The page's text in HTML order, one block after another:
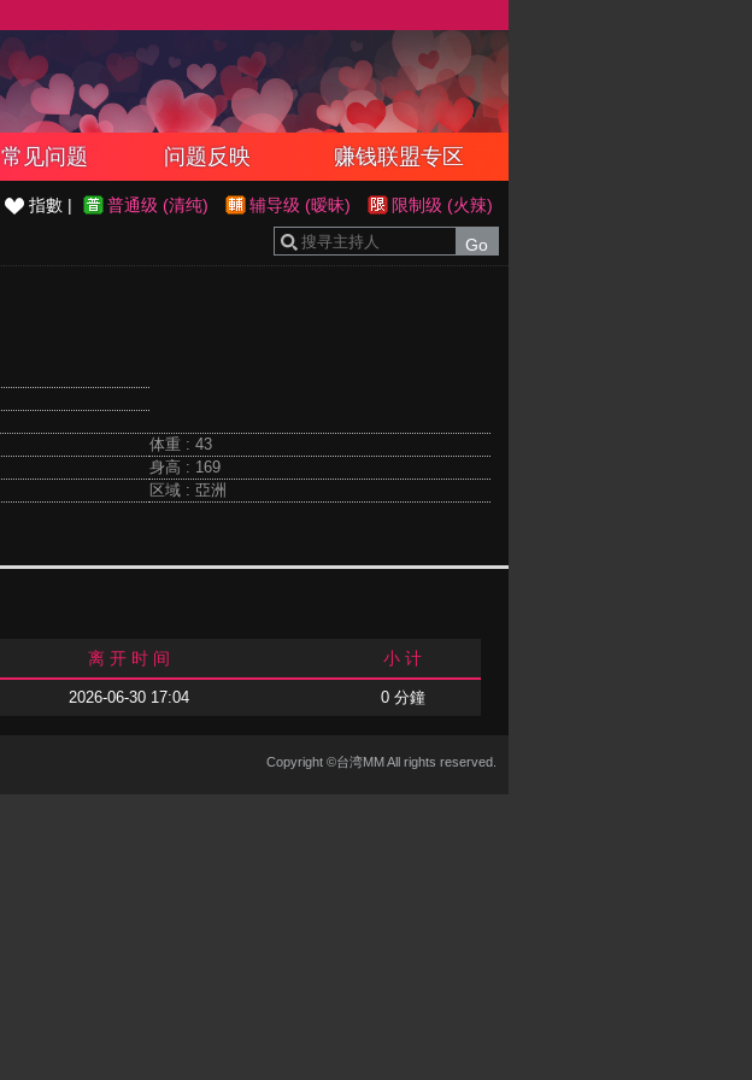
常见问题 问题反映 赚钱联盟专区
指數 | 普通级 (清纯) 辅导级 (暧昧)
限制级 (火辣)
体重 : 43
身高 : 169
区域 : 亞洲
离 开 时 间 小 计
2026-06-30 17:04 0 分鐘
Copyright ©台湾MM All rights reserved.